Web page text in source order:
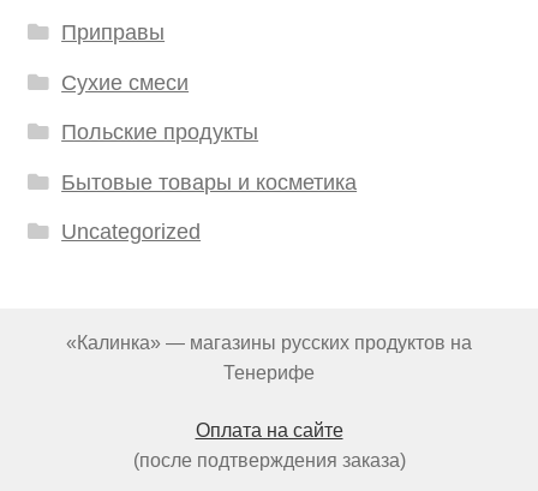
Приправы
Сухие смеси
Польские продукты
Бытовые товары и косметика
Uncategorized
«Калинка» — магазины русских продуктов на
Тенерифе
Оплата на сайте
(после подтверждения заказа)